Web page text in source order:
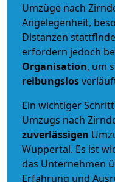
Umzüge nach
Angelegenheit,
Distanzen
erfordern jedoch
Organisation, um
reibungslos
Ein wichtiger
Umzugs nach
zuverlässigen
Wuppertal. Es ist
das Unternehmen
Erfahrung und